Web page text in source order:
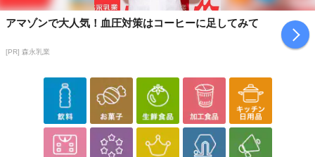
【お支払いについて】
※お支払い方法は、電話料金合算払い、クレジットカード、dポイン
【発送・お届け・商品について】
※お申込み頂きました商品の同梱、お届けの日時指定はいたしかね
※会員様のご都合でお受取りいただけない場合、商品の再発送や返
アマゾンで大人気！血圧対策はコーヒーに足してみて
[PR] 森永乳業